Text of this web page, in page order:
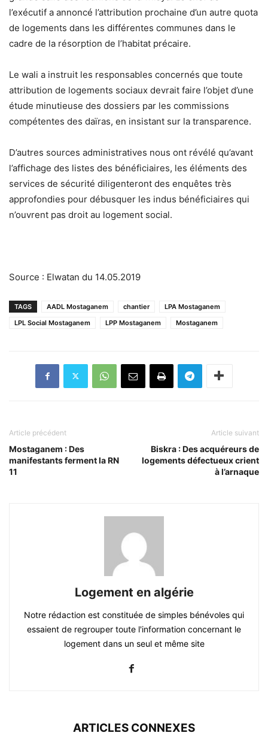
l’exécutif a annoncé l’attribution prochaine d’un autre quota
de logements dans les différentes communes dans le
cadre de la résorption de l’habitat précaire.
Le wali a instruit les responsables concernés que toute
attribution de logements sociaux devrait faire l’objet d’une
étude minutieuse des dossiers par les commissions
compétentes des daïras, en insistant sur la transparence.
D’autres sources administratives nous ont révélé qu’avant
l’affichage des listes des bénéficiaires, les éléments des
services de sécurité diligenteront des enquêtes très
approfondies pour débusquer les indus bénéficiaires qui
n’ouvrent pas droit au logement social.
Source : Elwatan du 14.05.2019
TAGS AADL Mostaganem chantier
LPA Mostaganem
LPL Social Mostaganem
LPP Mostaganem Mostaganem
Article précédent
Mostaganem : Des
manifestants ferment la RN
11
Article suivant
Biskra : Des acquéreurs de
logements défectueux crient
à l’arnaque
Logement en algérie
Notre rédaction est constituée de simples bénévoles qui
essaient de regrouper toute l'information concernant le
logement dans un seul et même site
ARTICLES CONNEXES